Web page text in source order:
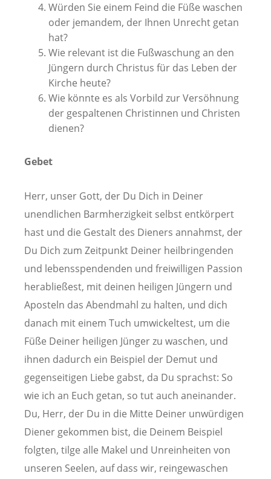
Würden Sie einem Feind die Füße waschen
oder jemandem, der Ihnen Unrecht getan
hat?
Wie relevant ist die Fußwaschung an den
Jüngern durch Christus für das Leben der
Kirche heute?
Wie könnte es als Vorbild zur Versöhnung
der gespaltenen Christinnen und Christen
dienen?
Gebet
Herr, unser Gott, der Du Dich in Deiner
unendlichen Barmherzigkeit selbst entkörpert
hast und die Gestalt des Dieners annahmst, der
Du Dich zum Zeitpunkt Deiner heilbringenden
und lebensspendenden und freiwilligen Passion
herabließest, mit deinen heiligen Jüngern und
Aposteln das Abendmahl zu halten, und dich
danach mit einem Tuch umwickeltest, um die
Füße Deiner heiligen Jünger zu waschen, und
ihnen dadurch ein Beispiel der Demut und
gegenseitigen Liebe gabst, da Du sprachst: So
wie ich an Euch getan, so tut auch aneinander.
Du, Herr, der Du in die Mitte Deiner unwürdigen
Diener gekommen bist, die Deinem Beispiel
folgten, tilge alle Makel und Unreinheiten von
unseren Seelen, auf dass wir, reingewaschen